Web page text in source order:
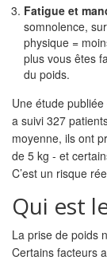
Fatigue et
somnolence,
physique =
plus vous êtes
du poids.
Une étude
a suivi 327
moyenne, ils ont
de 5 kg - et
C’est un risque
Qui est
La prise de poids
Certains facteurs